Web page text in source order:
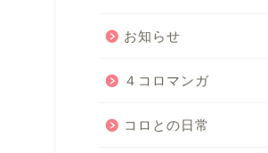
お知らせ
４コロマンガ
コロとの日常